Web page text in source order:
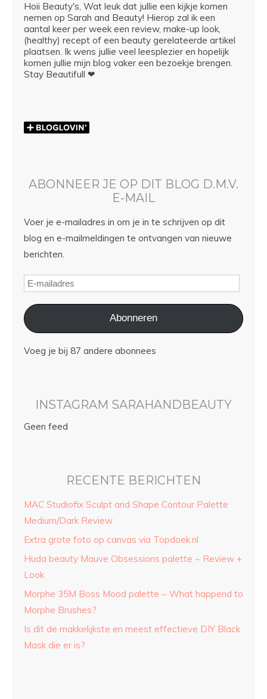
Hoii Beauty's, Wat leuk dat jullie een kijkje komen
nemen op Sarah and Beauty! Hierop zal ik een
aantal keer per week een review, make-up look,
(healthy) recept of een beauty gerelateerde artikel
plaatsen. Ik wens jullie veel leesplezier en hopelijk
komen jullie mijn blog vaker een bezoekje brengen.
Stay Beautifull ❤
ABONNEER JE OP DIT BLOG D.M.V.
E-MAIL
Voer je e-mailadres in om je in te schrijven op dit
blog en e-mailmeldingen te ontvangen van nieuwe
berichten.
Abonneren
Voeg je bij 87 andere abonnees
INSTAGRAM SARAHANDBEAUTY
Geen feed
RECENTE BERICHTEN
MAC Studiofix Sculpt and Shape Contour Palette
Medium/Dark Review
Extra grote foto op canvas via Topdoek.nl
Huda beauty Mauve Obsessions palette ~ Review +
Look
Morphe 35M Boss Mood palette ~ What happend to
Morphe Brushes?
Is dit de makkelijkste en meest effectieve DIY Black
Mask die er is?